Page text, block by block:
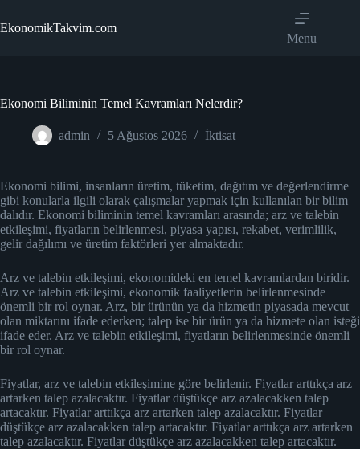
to
content
EkonomikTakvim.com
Menu
Ekonomi Biliminin Temel Kavramları Nelerdir?
admin 5 Ağustos 2026 İktisat
Ekonomi bilimi, insanların üretim, tüketim, dağıtım ve değerlendirme
gibi konularla ilgili olarak çalışmalar yapmak için kullanılan bir bilim
dalıdır. Ekonomi biliminin temel kavramları arasında; arz ve talebin
etkileşimi, fiyatların belirlenmesi, piyasa yapısı, rekabet, verimlilik,
gelir dağılımı ve üretim faktörleri yer almaktadır.
Arz ve talebin etkileşimi, ekonomideki en temel kavramlardan biridir.
Arz ve talebin etkileşimi, ekonomik faaliyetlerin belirlenmesinde
önemli bir rol oynar. Arz, bir ürünün ya da hizmetin piyasada mevcut
olan miktarını ifade ederken; talep ise bir ürün ya da hizmete olan isteği
ifade eder. Arz ve talebin etkileşimi, fiyatların belirlenmesinde önemli
bir rol oynar.
Fiyatlar, arz ve talebin etkileşimine göre belirlenir. Fiyatlar arttıkça arz
artarken talep azalacaktır. Fiyatlar düştükçe arz azalacakken talep
artacaktır. Fiyatlar arttıkça arz artarken talep azalacaktır. Fiyatlar
düştükçe arz azalacakken talep artacaktır. Fiyatlar arttıkça arz artarken
talep azalacaktır. Fiyatlar düştükçe arz azalacakken talep artacaktır.